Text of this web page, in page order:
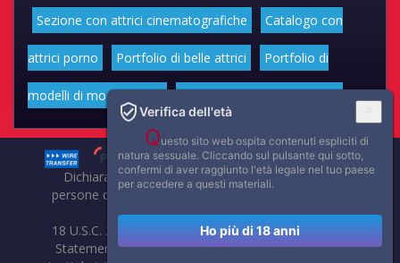
Sezione con attrici cinematografiche Catalogo con
attrici porno Portfolio di belle attrici Portfolio di
modelli di moda volgari Affascinanti star dello sport
Dichiarazione di non responsabilità: tutti i membri e le
persone che compaiono su questo sito hanno almeno 18
anni.
18 U.S.C. 2257 Record-Keeping Requirements Compliance
Statement. Affaritaliani, prima di pubblicare foto, video o
Verifica dell'età
Questo sito web ospita contenuti espliciti di
natura sessuale. Cliccando sul pulsante qui sotto,
confermi di aver raggiunto l'età legale nel tuo paese
per accedere a questi materiali.
Ho più di 18 anni